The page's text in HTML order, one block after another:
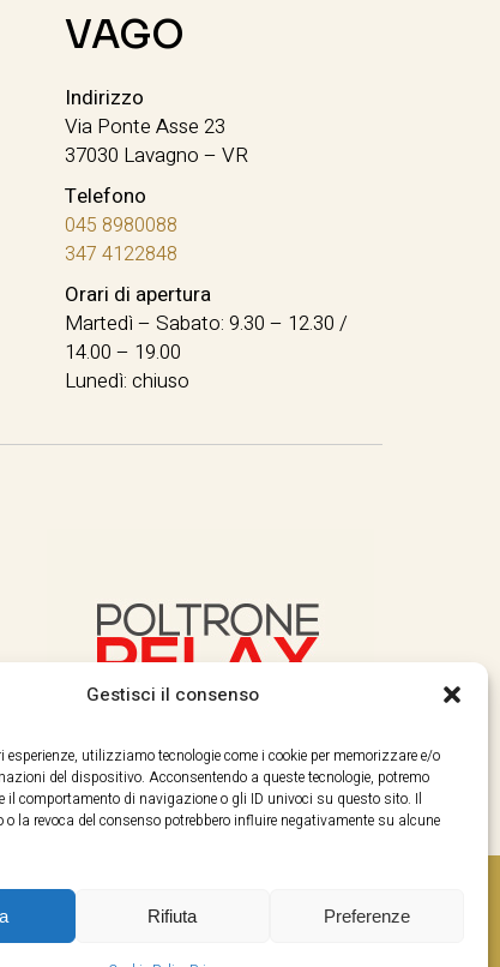
Gestisci il consenso
esperienze, utilizziamo tecnologie come i cookie per memorizzare e/o
del dispositivo. Acconsentendo a queste tecnologie, potremo
il comportamento di navigazione o gli ID univoci su questo sito. Il
la revoca del consenso potrebbero influire negativamente su alcune
Rifiuta Preferenze
VAGO
Indirizzo
Via Ponte Asse 23
37030 Lavagno – VR
Telefono
045 8980088
347 4122848
Orari di apertura
Martedì – Sabato: 9.30 – 12.30 /
14.00 – 19.00
Lunedì: chiuso